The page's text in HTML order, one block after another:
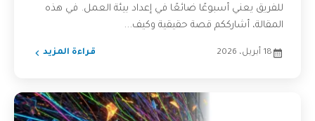
للفريق يعني أسبوعًا ضائعًا في إعداد بيئة العمل. في هذه
المقالة، أشارككم قصة حقيقية وكيف...
18 أبريل، 2026 قراءة المزيد